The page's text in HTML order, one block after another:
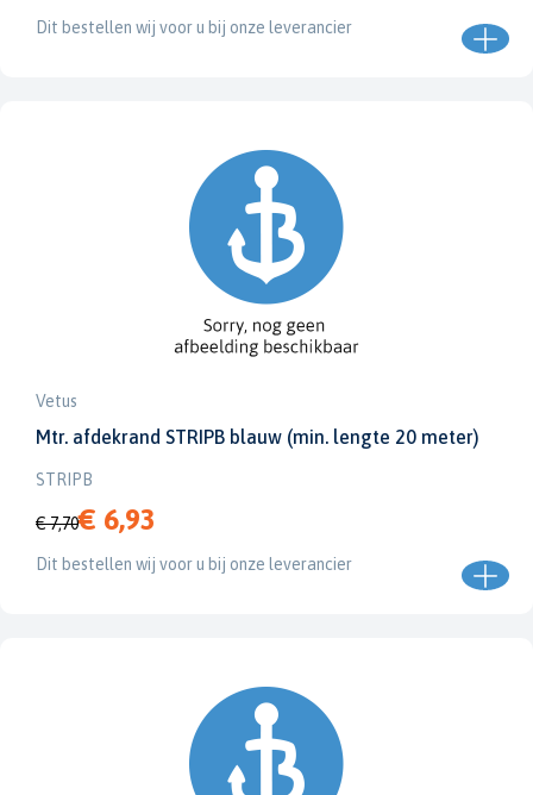
Dit bestellen wij voor u bij onze leverancier
Vetus
Mtr. afdekrand STRIPB blauw (min. lengte 20 meter)
STRIPB
€ 7,70€ 6,93
Dit bestellen wij voor u bij onze leverancier